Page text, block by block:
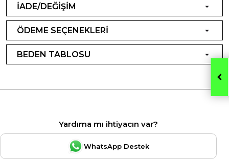
İADE/DEĞİŞİM
ÖDEME SEÇENEKLERİ
BEDEN TABLOSU
Yardıma mı ihtiyacın var?
WhatsApp Destek